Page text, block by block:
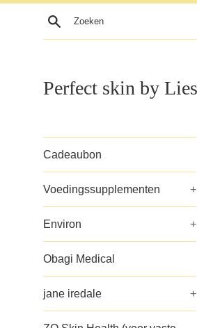
Meteen
Zoeken
Perfect skin by Lies
Cadeaubon
Voedingssupplementen +
Environ +
Obagi Medical
jane iredale +